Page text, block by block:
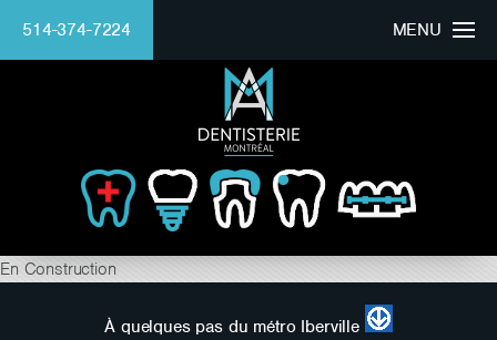
514-374-7224 MENU
En Construction
À quelques pas du métro Iberville
CLINIC
DOCTOR
BEAUTIFUL SMILE
SERVICES